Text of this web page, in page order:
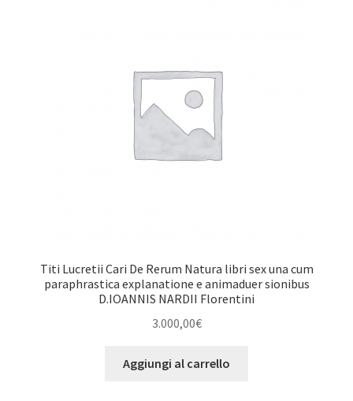
Titi Lucretii Cari De Rerum Natura libri sex una cum
paraphrastica explanatione e animaduer sionibus
D.IOANNIS NARDII Florentini
3.000,00€
Aggiungi al carrello